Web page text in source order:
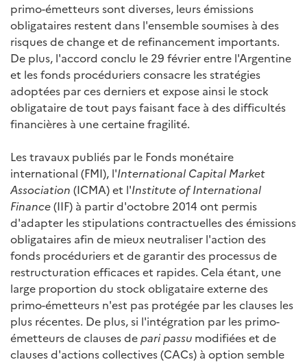
primo-émetteurs sont diverses, leurs émissions
obligataires restent dans l'ensemble soumises à des
risques de change et de refinancement importants.
De plus, l'accord conclu le 29 février entre l'Argentine
et les fonds procéduriers consacre les stratégies
adoptées par ces derniers et expose ainsi le stock
obligataire de tout pays faisant face à des difficultés
financières à une certaine fragilité.
Les travaux publiés par le Fonds monétaire
international (FMI), l'International Capital Market
Association (ICMA) et l'Institute of International
Finance(IIF) à partir d'octobre 2014 ont permis
d'adapter les stipulations contractuelles des émissions
obligataires afin de mieux neutraliser l'action des
fonds procéduriers et de garantir des processus de
restructuration efficaces et rapides. Cela étant, une
large proportion du stock obligataire externe des
primo-émetteurs n'est pas protégée par les clauses les
plus récentes. De plus, si l'intégration par les primo-
émetteurs de clauses de pari passu modifiées et de
clauses d'actions collectives (CACs) à option semble